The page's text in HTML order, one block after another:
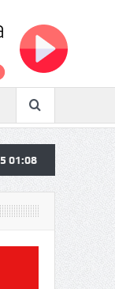
38.000 jóvenes y
01:08